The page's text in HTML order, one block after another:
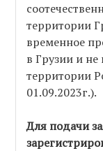
территории
временное
в Грузии и
территории
01.09.2023г.).
Для подачи